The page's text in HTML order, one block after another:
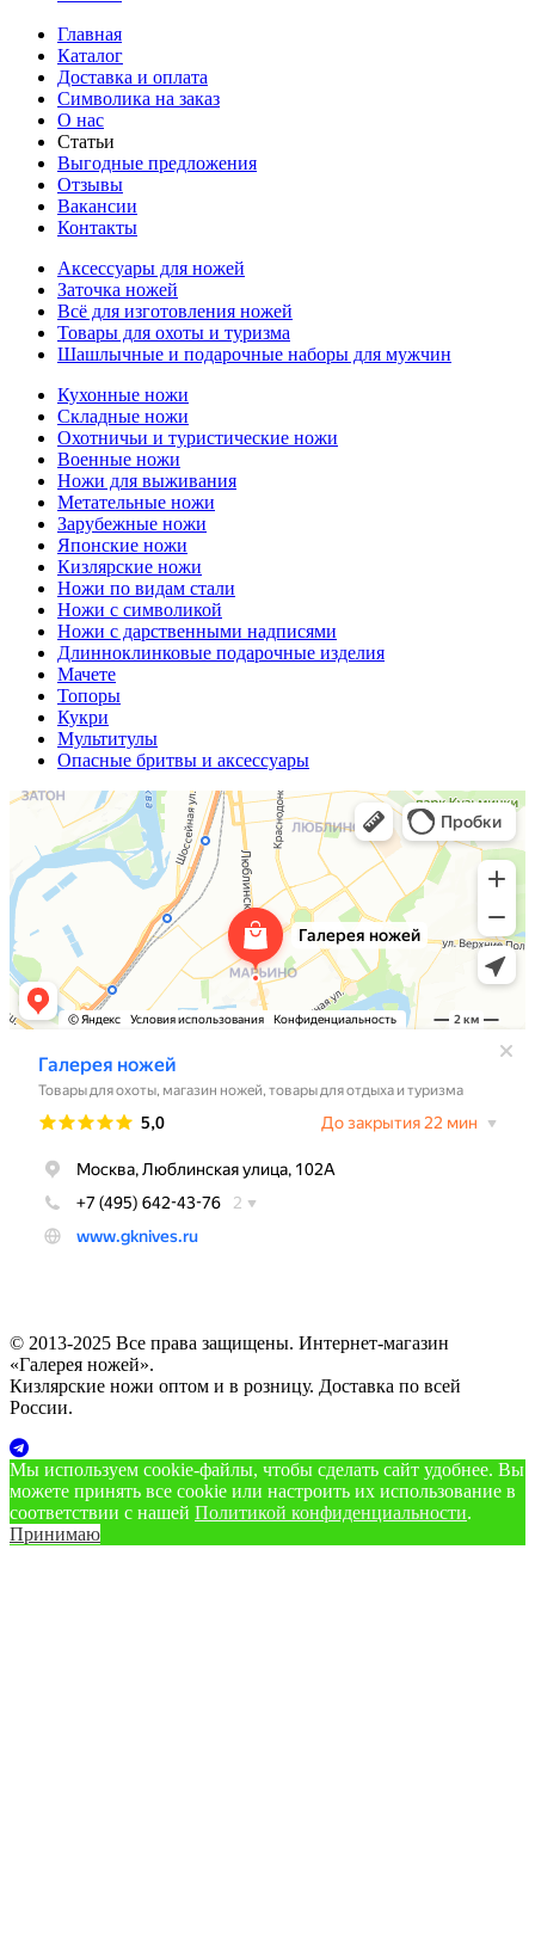
Главная
Каталог
Доставка и оплата
Символика на заказ
О нас
Статьи
Выгодные предложения
Отзывы
Вакансии
Контакты
Аксессуары для ножей
Заточка ножей
Всё для изготовления ножей
Товары для охоты и туризма
Шашлычные и подарочные наборы для мужчин
Кухонные ножи
Складные ножи
Охотничьи и туристические ножи
Военные ножи
Ножи для выживания
Метательные ножи
Зарубежные ножи
Японские ножи
Кизлярские ножи
Ножи по видам стали
Ножи с символикой
Ножи с дарственными надписями
Длинноклинковые подарочные изделия
Мачете
Топоры
Кукри
Мультитулы
Опасные бритвы и аксессуары
© 2013-2025 Все права защищены. Интернет-магазин
«Галерея ножей».
Кизлярские ножи оптом и в розницу. Доставка по всей
России.
Мы используем cookie‑файлы, чтобы сделать сайт удобнее. Вы
можете принять все cookie или настроить их использование в
соответствии с нашей Политикой конфиденциальности.
Принимаю